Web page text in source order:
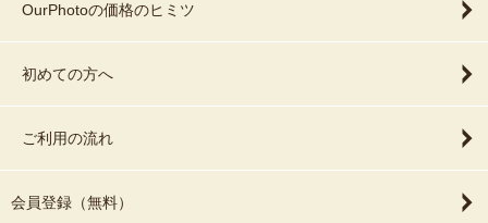
OurPhotoの価格のヒミツ
初めての方へ
ご利用の流れ
会員登録（無料）